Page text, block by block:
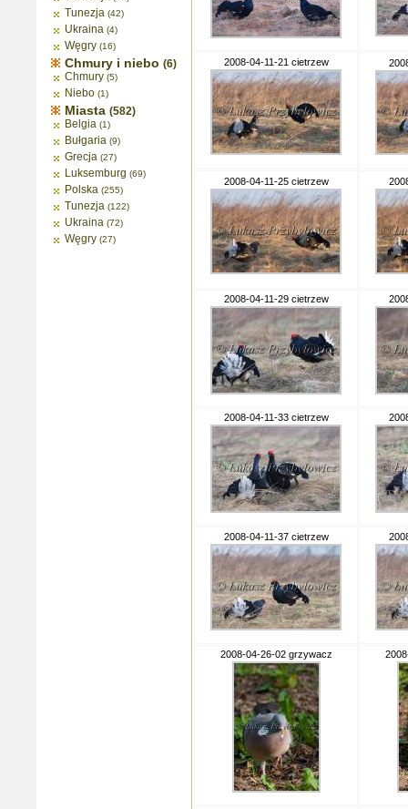
Tunezja (42)
Ukraina (4)
Węgry (16)
Chmury i niebo (6)
Chmury (5)
Niebo (1)
Miasta (582)
Belgia (1)
Bułgaria (9)
Grecja (27)
Luksemburg (69)
Polska (255)
Tunezja (122)
Ukraina (72)
Węgry (27)
2008-04-11-21 cietrzew
2008-04-11-25 cietrzew
2008-04-11-29 cietrzew
2008-04-11-33 cietrzew
2008-04-11-37 cietrzew
2008-04-26-02 grzywacz